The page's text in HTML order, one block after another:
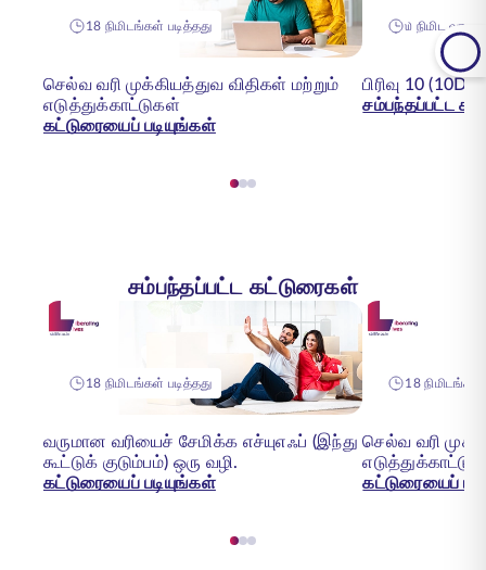
18 நிமிடங்கள் படித்தது
செல்வ வரி முக்கியத்துவ விதிகள் மற்றும்
எடுத்துக்காட்டுகள்
கட்டுரையைப் படியுங்கள்
௰ நிமிட
பிரிவு 10
சம்பந்தப்பட்ட
சம்பந்தப்பட்ட கட்டுரைகள்
18 நிமிடங்கள் படித்தது
வருமான வரியைச் சேமிக்க எச்யுஎஃப் (இந்து
கூட்டுக் குடும்பம்) ஒரு வழி.
கட்டுரையைப் படியுங்கள்
18 நிமிடங்கள்
செல்வ வரி
கட்டுரையைப்